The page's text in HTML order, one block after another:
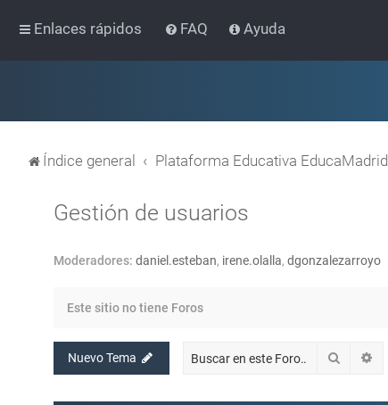
Enlaces rápidos FAQ Ayuda
Índice general Plataforma Educativa EducaMadrid
Gestión de usuarios
Moderadores: daniel.esteban, irene.olalla, dgonzalezarroyo
Este sitio no tiene Foros
Nuevo Tema Buscar